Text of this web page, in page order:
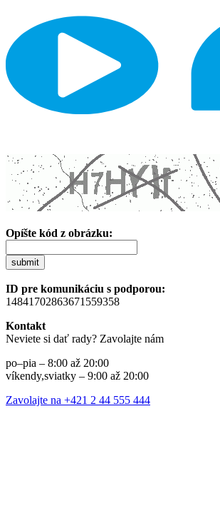
Opíšte kód z obrázku:
submit
ID pre komunikáciu s podporou:
14841702863671559358
Kontakt
Neviete si dať rady? Zavolajte nám
po–pia – 8:00 až 20:00
víkendy,sviatky – 9:00 až 20:00
Zavolajte na +421 2 44 555 444